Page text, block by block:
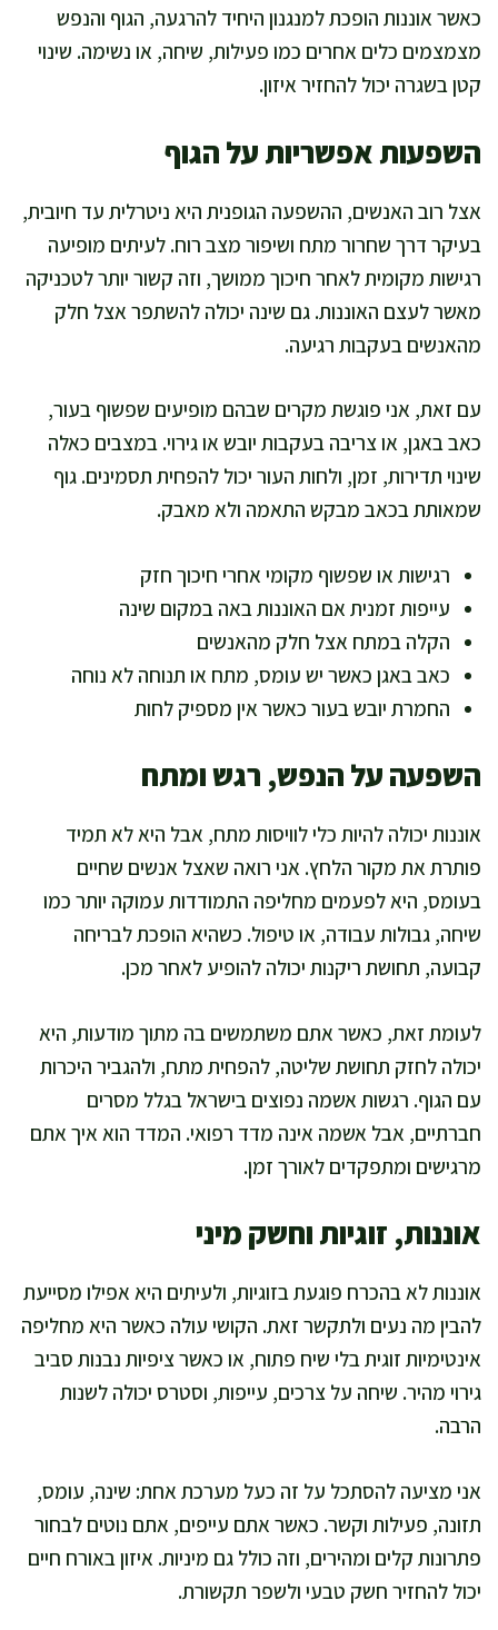
כאשר אוננות הופכת למנגנון היחיד להרגעה, הגוף והנפש
מצמצמים כלים אחרים כמו פעילות, שיחה, או נשימה. שינוי
קטן בשגרה יכול להחזיר איזון.
השפעות אפשריות על הגוף
אצל רוב האנשים, ההשפעה הגופנית היא ניטרלית עד חיובית,
בעיקר דרך שחרור מתח ושיפור מצב רוח. לעיתים מופיעה
רגישות מקומית לאחר חיכוך ממושך, וזה קשור יותר לטכניקה
מאשר לעצם האוננות. גם שינה יכולה להשתפר אצל חלק
מהאנשים בעקבות רגיעה.
עם זאת, אני פוגשת מקרים שבהם מופיעים שפשוף בעור,
כאב באגן, או צריבה בעקבות יובש או גירוי. במצבים כאלה
שינוי תדירות, זמן, ולחות העור יכול להפחית תסמינים. גוף
שמאותת בכאב מבקש התאמה ולא מאבק.
רגישות או שפשוף מקומי אחרי חיכוך חזק
עייפות זמנית אם האוננות באה במקום שינה
הקלה במתח אצל חלק מהאנשים
כאב באגן כאשר יש עומס, מתח או תנוחה לא נוחה
החמרת יובש בעור כאשר אין מספיק לחות
השפעה על הנפש, רגש ומתח
אוננות יכולה להיות כלי לוויסות מתח, אבל היא לא תמיד
פותרת את מקור הלחץ. אני רואה שאצל אנשים שחיים
בעומס, היא לפעמים מחליפה התמודדות עמוקה יותר כמו
שיחה, גבולות עבודה, או טיפול. כשהיא הופכת לבריחה
קבועה, תחושת ריקנות יכולה להופיע לאחר מכן.
לעומת זאת, כאשר אתם משתמשים בה מתוך מודעות, היא
יכולה לחזק תחושת שליטה, להפחית מתח, ולהגביר היכרות
עם הגוף. רגשות אשמה נפוצים בישראל בגלל מסרים
חברתיים, אבל אשמה אינה מדד רפואי. המדד הוא איך אתם
מרגישים ומתפקדים לאורך זמן.
אוננות, זוגיות וחשק מיני
אוננות לא בהכרח פוגעת בזוגיות, ולעיתים היא אפילו מסייעת
להבין מה נעים ולתקשר זאת. הקושי עולה כאשר היא מחליפה
אינטימיות זוגית בלי שיח פתוח, או כאשר ציפיות נבנות סביב
גירוי מהיר. שיחה על צרכים, עייפות, וסטרס יכולה לשנות
הרבה.
אני מציעה להסתכל על זה כעל מערכת אחת: שינה, עומס,
תזונה, פעילות וקשר. כאשר אתם עייפים, אתם נוטים לבחור
פתרונות קלים ומהירים, וזה כולל גם מיניות. איזון באורח חיים
יכול להחזיר חשק טבעי ולשפר תקשורת.